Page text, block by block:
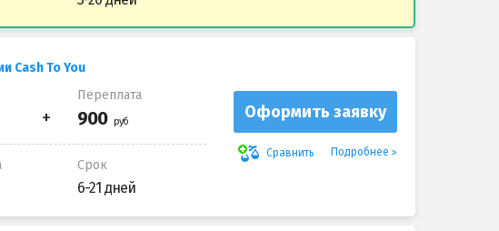
Cash To You
Переплата
Срок
6-21 дней
Оформить заявку
Сравнить Подробнее